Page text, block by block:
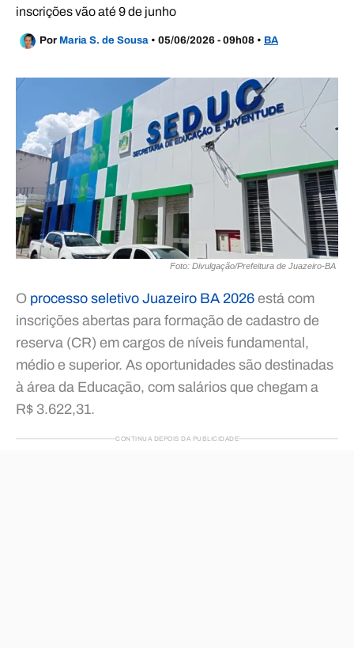
inscrições vão até 9 de junho
Por Maria S. de Sousa • 05/06/2026 - 09h08 • BA
Foto: Divulgação/Prefeitura de Juazeiro-BA
O processo seletivo Juazeiro BA 2026 está com
inscrições abertas para formação de cadastro de
reserva (CR) em cargos de níveis fundamental,
médio e superior. As oportunidades são destinadas
à área da Educação, com salários que chegam a
R$ 3.622,31.
CONTINUA DEPOIS DA PUBLICIDADE